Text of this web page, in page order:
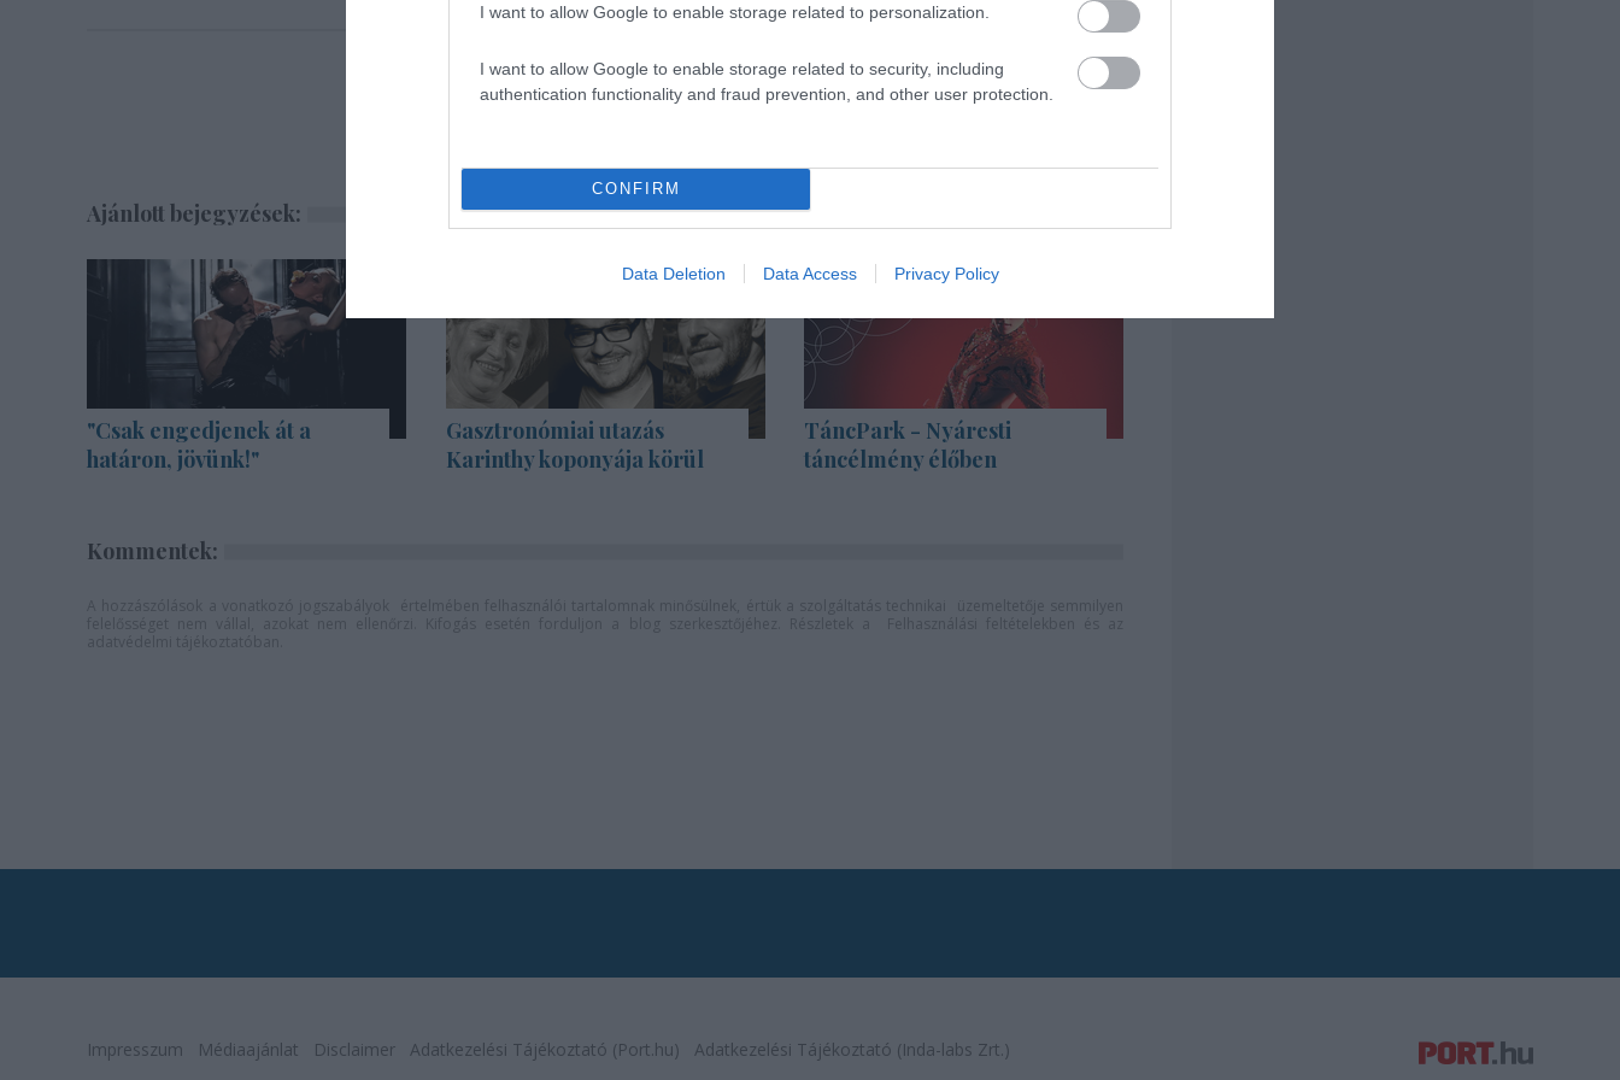
I want to allow Google to enable storage related to personalization.
I want to allow Google to enable storage related to security, including
authentication functionality and fraud prevention, and other user protection.
CONFIRM
Data Deletion Data Access Privacy Policy
Ajánlott bejegyzések:
"Csak engedjenek át a
határon, jövünk!"
Gasztronómiai utazás
Karinthy koponyája körül
TáncPark - Nyáresti
táncélmény élőben
Kommentek:
Impresszum Médiaajánlat Disclaimer Adatkezelési Tájékoztató (Port.hu) Adatkezelési Tájékoztató (Inda-labs Zrt.)